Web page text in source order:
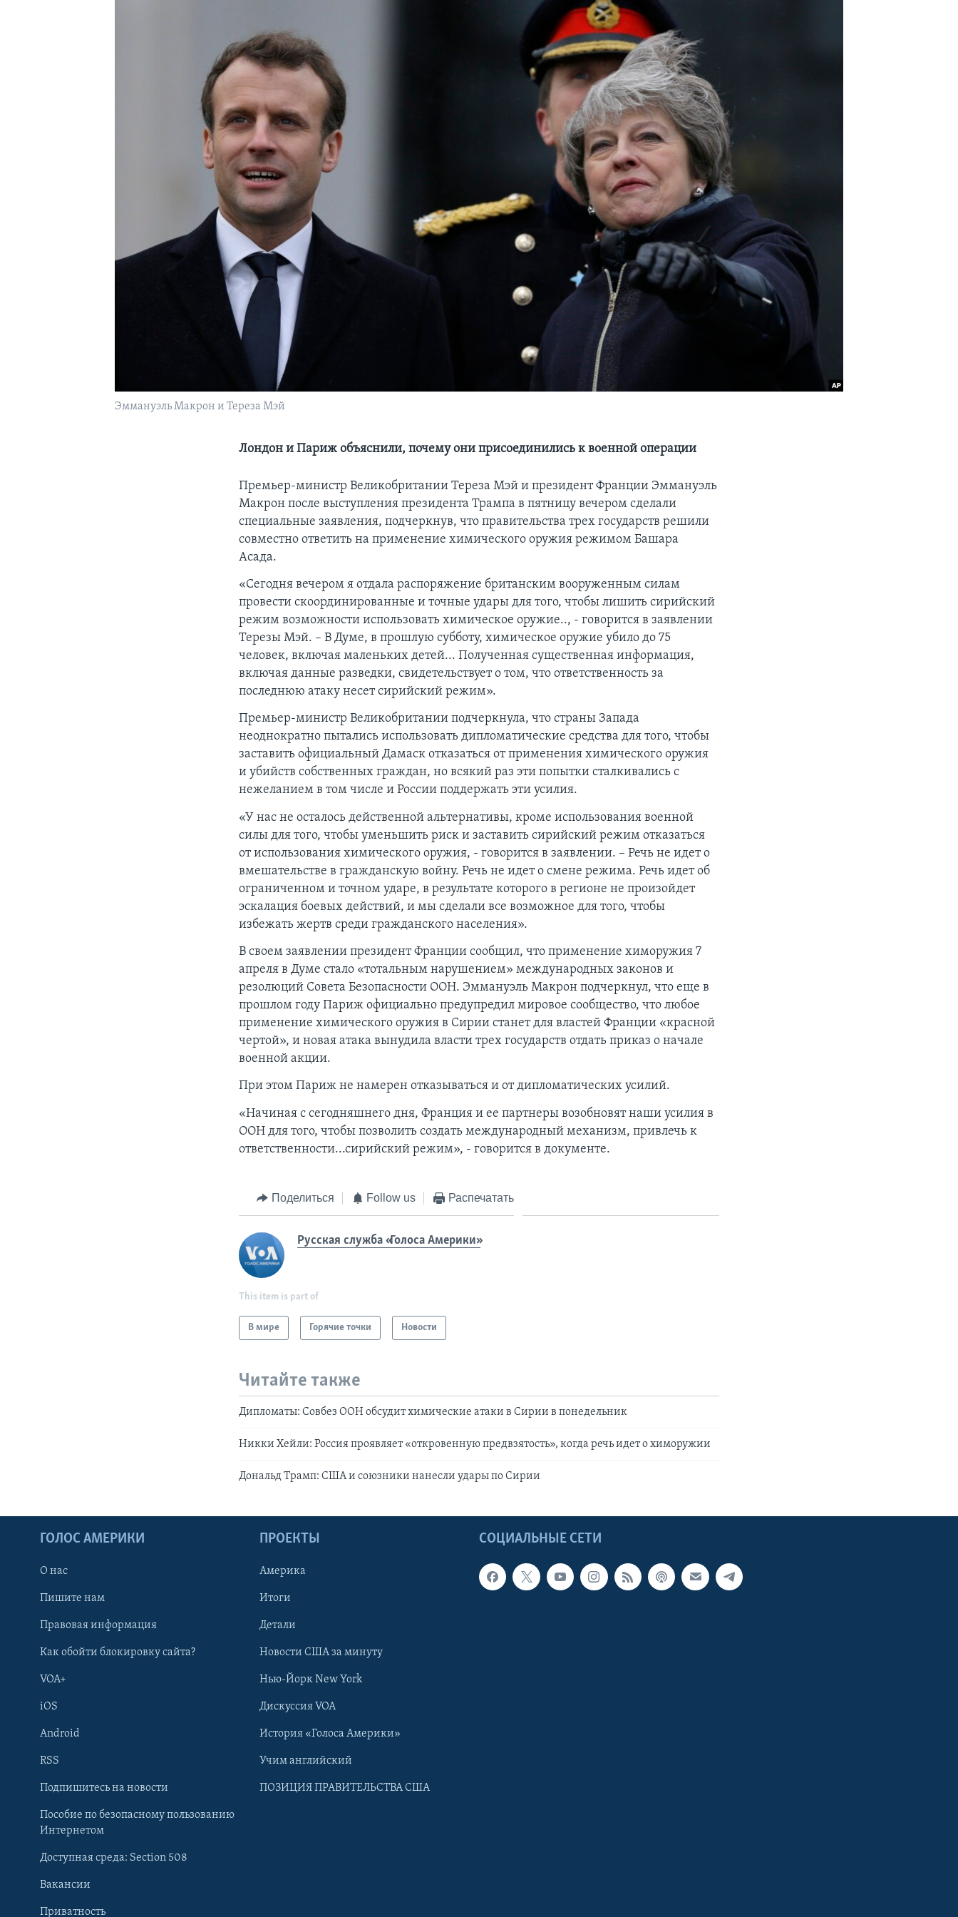
Learning English
Эммануэль Макрон и Тереза Мэй
Лондон и Париж объяснили, почему они присоединились к военной операции
Премьер-министр Великобритании Тереза Мэй и президент Франции Эммануэль
Макрон после выступления президента Трампа в пятницу вечером сделали
специальные заявления, подчеркнув, что правительства трех государств решили
совместно ответить на применение химического оружия режимом Башара
Асада.
«Сегодня вечером я отдала распоряжение британским вооруженным силам
провести скоординированные и точные удары для того, чтобы лишить сирийский
режим возможности использовать химическое оружие.., - говорится в заявлении
Терезы Мэй. – В Думе, в прошлую субботу, химическое оружие убило до 75
человек, включая маленьких детей... Полученная существенная информация,
включая данные разведки, свидетельствует о том, что ответственность за
последнюю атаку несет сирийский режим».
Премьер-министр Великобритании подчеркнула, что страны Запада
неоднократно пытались использовать дипломатические средства для того, чтобы
заставить официальный Дамаск отказаться от применения химического оружия
и убийств собственных граждан, но всякий раз эти попытки сталкивались с
нежеланием в том числе и России поддержать эти усилия.
«У нас не осталось действенной альтернативы, кроме использования военной
силы для того, чтобы уменьшить риск и заставить сирийский режим отказаться
от использования химического оружия, - говорится в заявлении. – Речь не идет о
вмешательстве в гражданскую войну. Речь не идет о смене режима. Речь идет об
ограниченном и точном ударе, в результате которого в регионе не произойдет
эскалация боевых действий, и мы сделали все возможное для того, чтобы
избежать жертв среди гражданского населения».
В своем заявлении президент Франции сообщил, что применение химоружия 7
апреля в Думе стало «тотальным нарушением» международных законов и
резолюций Совета Безопасности ООН. Эммануэль Макрон подчеркнул, что еще в
прошлом году Париж официально предупредил мировое сообщество, что любое
применение химического оружия в Сирии станет для властей Франции «красной
чертой», и новая атака вынудила власти трех государств отдать приказ о начале
военной акции.
При этом Париж не намерен отказываться и от дипломатических усилий.
«Начиная с сегодняшнего дня, Франция и ее партнеры возобновят наши усилия в
ООН для того, чтобы позволить создать международный механизм, привлечь к
ответственности...сирийский режим», - говорится в документе.
Поделиться Follow us Распечатать
Русская служба «Голоса Америки»
This item is part of
В мире Горячие точки Новости
Читайте также
Дипломаты: Совбез ООН обсудит химические атаки в Сирии в понедельник
Никки Хейли: Россия проявляет «откровенную предвзятость», когда речь идет о химоружии
Дональд Трамп: США и союзники нанесли удары по Сирии
СОЦИАЛЬНЫЕ СЕТИ
ГОЛОС АМЕРИКИ
О нас
Пишите нам
Правовая информация
Как обойти блокировку сайта?
VOA+
iOS
Android
RSS
Подпишитесь на новости
Пособие по безопасному пользованию
Интернетом
Доступная среда: Section 508
Вакансии
Приватность
ПРОЕКТЫ
Америка
Итоги
Детали
Новости США за минуту
Нью-Йорк New York
Дискуссия VOA
История «Голоса Америки»
Учим английский
ПОЗИЦИЯ ПРАВИТЕЛЬСТВА США